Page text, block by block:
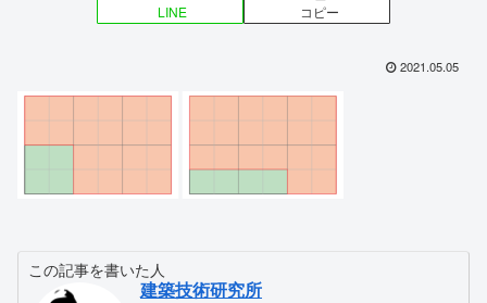
LINE コピー
2021.05.05
この記事を書いた人
建築技術研究所